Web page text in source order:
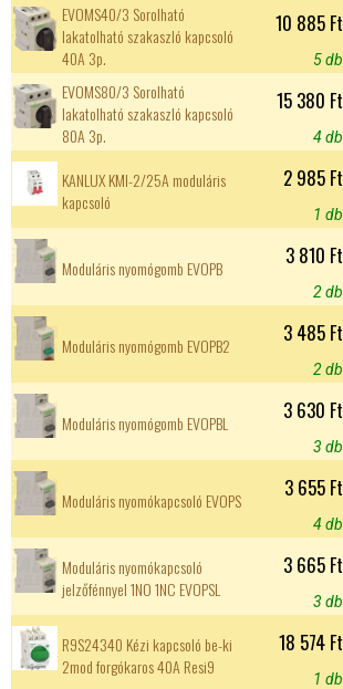
EVOMS40/3 Sorolható
lakatolható szakaszló kapcsoló
40A 3p.
10 885 Ft
5 db
EVOMS80/3 Sorolható
lakatolható szakaszló kapcsoló
80A 3p.
15 380 Ft
4 db
KANLUX KMI-2/25A moduláris
kapcsoló
2 985 Ft
1 db
Moduláris nyomógomb EVOPB 3 810 Ft
2 db
Moduláris nyomógomb EVOPB2 3 485 Ft
2 db
Moduláris nyomógomb EVOPBL 3 630 Ft
3 db
Moduláris nyomókapcsoló EVOPS 3 655 Ft
4 db
Moduláris nyomókapcsoló
jelzőfénnyel 1NO 1NC EVOPSL
3 665 Ft
3 db
R9S24340 Kézi kapcsoló be-ki
2mod forgókaros 40A Resi9
18 574 Ft
1 db